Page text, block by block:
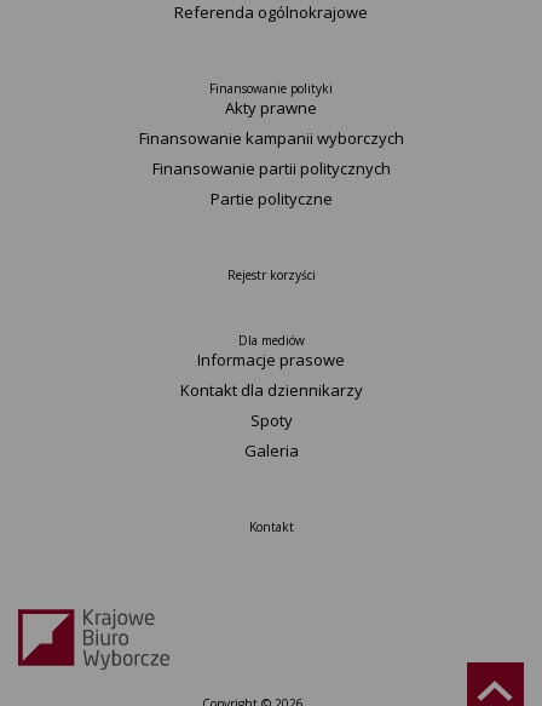
Referenda ogólnokrajowe
Finansowanie polityki
Akty prawne
Finansowanie kampanii wyborczych
Finansowanie partii politycznych
Partie polityczne
Rejestr korzyści
Dla mediów
Informacje prasowe
Kontakt dla dziennikarzy
Spoty
Galeria
Kontakt